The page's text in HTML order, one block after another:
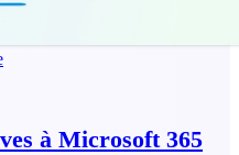
à Microsoft 365